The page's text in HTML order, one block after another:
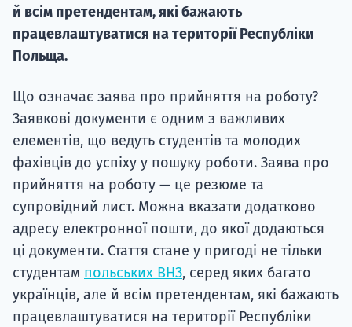
й всім претендентам, які бажають
працевлаштуватися на території Республіки
Польща.
Що означає заява про прийняття на роботу?
Заявкові документи є одним з важливих
елементів, що ведуть студентів та молодих
фахівців до успіху у пошуку роботи. Заява про
прийняття на роботу — це резюме та
супровідний лист. Можна вказати додатково
адресу електронної пошти, до якої додаються
ці документи. Стаття стане у пригоді не тільки
студентам польських ВНЗ, серед яких багато
українців, але й всім претендентам, які бажають
працевлаштуватися на території Республіки